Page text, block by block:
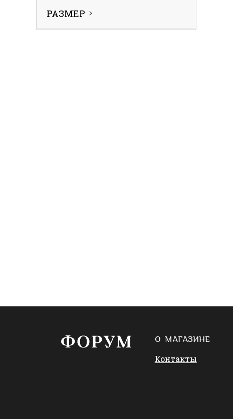
РАЗМЕР
О МАГАЗИНЕ
Контакты